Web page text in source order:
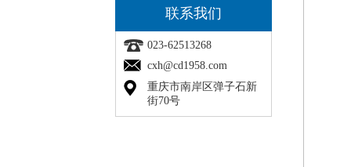
联系我们
023-62513268
cxh@cd1958.com
重庆市南岸区弹子石新
街70号